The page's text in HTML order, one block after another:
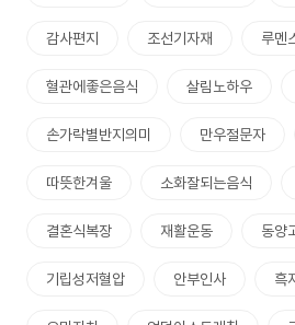
감사편지 조선기자재 루멘
혈관에좋은음식 살림노하우
손가락별반지의미 만우절문자
따뜻한겨울 소화잘되는음식
결혼식복장 재활운동 동양
기립성저혈압 안부인사 흑